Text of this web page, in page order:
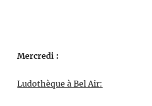
Mercredi :
Ludothèque à Bel Air: